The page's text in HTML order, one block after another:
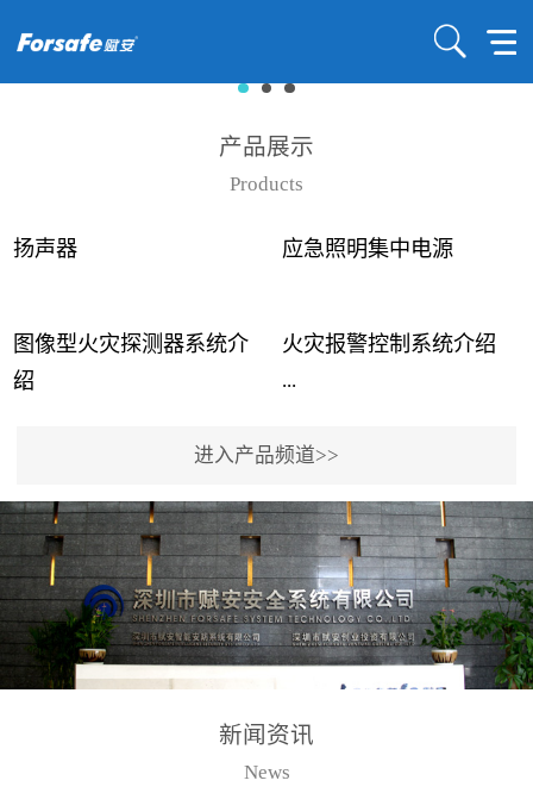
产品展示
Products
扬声器 应急照明集中电源
图像型火灾探测器系统介
绍
...
事故频发，传统的火灾探
测方法已无法满足要求。
尤其是目前众多的大型影
剧院、会议展览中心、体
育馆、大型仓库和隧道空
间等，其建筑结构特殊、
火灾隐患多。一旦发生火
火灾报警控制系统介绍
...
用了具有仲裁机制和冗余
校验的总线传输技术、线
路状态检测与保护技术、
后向光电感烟探测技术、
高可靠的系统抗干扰技术
等多项专利技术和专有技
警领域三十多年技术积累
和工程实践的结晶。
进入产品频道>>
新闻资讯
News